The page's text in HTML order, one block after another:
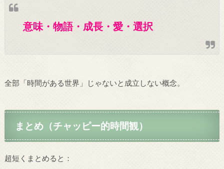
意味・物語・成長・愛・選択
全部「時間がある世界」じゃないと成立しない概念。
まとめ（チャッピー的時間観）
超短くまとめると：